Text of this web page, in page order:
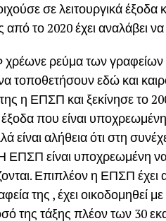
σε λειτουργικά
το 2020 έχει αναλάβει
ρεύμα των
τοποθετήσουν εδώ και
η ΕΠΣΠ και ξεκίνησε το
έξοδα που είναι
είναι αλήθεια ότι στη
ΕΠΣΠ είναι υποχρεωμένη
Επιπλέον η ΕΠΣΠ έχει
της , έχει οικοδομηθεί
της τάξης πλέον των 30